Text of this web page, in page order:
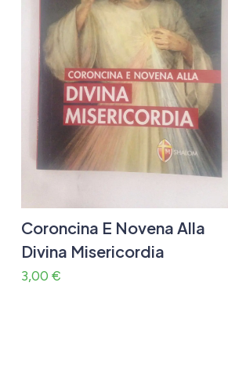
Coroncina E Novena Alla
Divina Misericordia
3,00 €